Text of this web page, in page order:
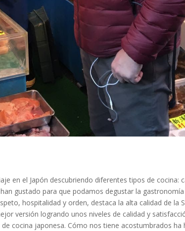
en el Japón descubriendo diferentes tipos de cocina:
gustado para que podamos degustar la
hospitalidad y orden, destaca la alta calidad de la
versión logrando unos niveles de calidad y
cocina japonesa. Cómo nos tiene acostumbrados